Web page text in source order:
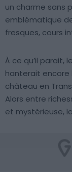
un charme sans
emblématique
fresques, cours
À ce qu’il parait,
hanterait encore
château en
Alors entre
et mystérieuse,